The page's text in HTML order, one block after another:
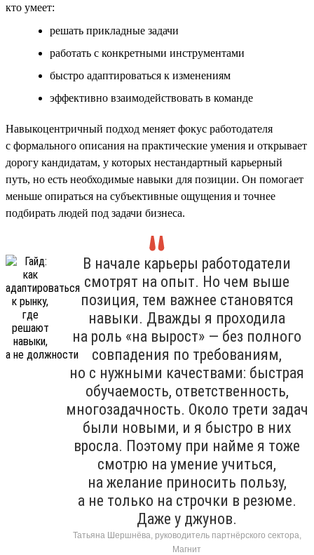
кто умеет:
решать прикладные задачи
работать с конкретными инструментами
быстро адаптироваться к изменениям
эффективно взаимодействовать в команде
Навыкоцентричный подход меняет фокус работодателя
с формального описания на практические умения и открывает
дорогу кандидатам, у которых нестандартный карьерный
путь, но есть необходимые навыки для позиции. Он помогает
меньше опираться на субъективные ощущения и точнее
подбирать людей под задачи бизнеса.
В начале карьеры работодатели
смотрят на опыт. Но чем выше
позиция, тем важнее становятся
навыки. Дважды я проходила
на роль «на вырост» — без полного
совпадения по требованиям,
но с нужными качествами: быстрая
обучаемость, ответственность,
многозадачность. Около трети задач
были новыми, и я быстро в них
вросла. Поэтому при найме я тоже
смотрю на умение учиться,
на желание приносить пользу,
а не только на строчки в резюме.
Даже у джунов.
Татьяна Шершнёва, руководитель партнёрского сектора,
Магнит